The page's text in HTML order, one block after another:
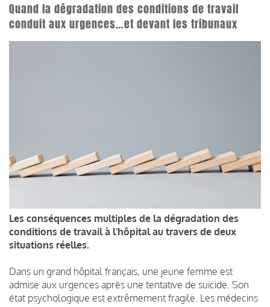
Quand la dégradation des conditions de travail
conduit aux urgences…et devant les tribunaux
Les conséquences multiples de la dégradation des
conditions de travail à l'hôpital au travers de deux
situations réelles.
Dans un grand hôpital français, une jeune femme est
admise aux urgences après une tentative de suicide. Son
état psychologique est extrêmement fragile. Les médecins